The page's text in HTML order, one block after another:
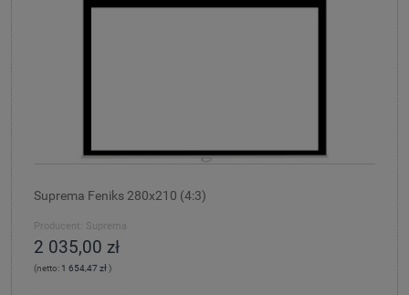
Suprema Feniks 280x210 (4:3)
Producent: Suprema
2 035,00 zł
(netto: 1 654,47 zł)